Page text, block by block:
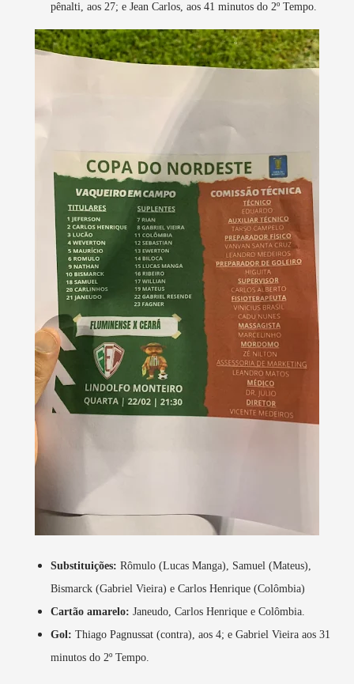
pênalti, aos 27; e Jean Carlos, aos 41 minutos do 2º Tempo.
Substituições: Rômulo (Lucas Manga), Samuel (Mateus),
Bismarck (Gabriel Vieira) e Carlos Henrique (Colômbia)
Cartão amarelo: Janeudo, Carlos Henrique e Colômbia.
Gol: Thiago Pagnussat (contra), aos 4; e Gabriel Vieira aos 31
minutos do 2º Tempo.